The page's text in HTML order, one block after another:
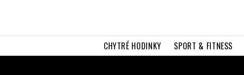
CHYTRÉ HODINKY SPORT & FITNESS